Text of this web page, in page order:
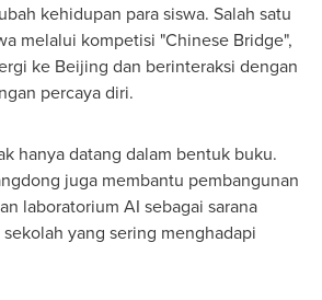
kehidupan para siswa. Salah satu
melalui kompetisi "Chinese Bridge",
ke Beijing dan berinteraksi dengan
percaya diri.
hanya datang dalam bentuk buku.
juga membantu pembangunan
laboratorium AI sebagai sarana
yang sering menghadapi